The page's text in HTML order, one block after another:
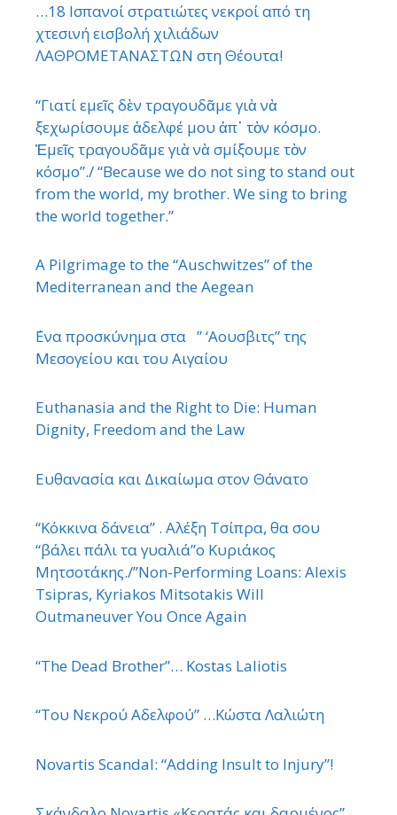
…18 Ισπανοί στρατιώτες νεκροί από τη
χτεσινή εισβολή χιλιάδων
ΛΑΘΡΟΜΕΤΑΝΑΣΤΩΝ στη Θέουτα!
“Γιατί εμεῖς δὲν τραγουδᾶμε γιὰ νὰ
ξεχωρίσουμε ἀδελφέ μου ἀπ᾿ τὸν κόσμο.
Ἐμεῖς τραγουδᾶμε γιὰ νὰ σμίξουμε τὸν
κόσμο”./ “Because we do not sing to stand out
from the world, my brother. We sing to bring
the world together.”
A Pilgrimage to the “Auschwitzes” of the
Mediterranean and the Aegean
΄Ενα προσκύνημα στα ” ‘Αουσβιτς” της
Μεσογείου και του Αιγαίου
Euthanasia and the Right to Die: Human
Dignity, Freedom and the Law
Ευθανασία και Δικαίωμα στον Θάνατο
“Κόκκινα δάνεια” . Αλέξη Τσίπρα, θα σου
“βάλει πάλι τα γυαλιά”ο Κυριάκος
Μητσοτάκης./”Non-Performing Loans: Alexis
Tsipras, Kyriakos Mitsotakis Will
Outmaneuver You Once Again
“The Dead Brother”… Kostas Laliotis
“Του Νεκρού Αδελφού” …Κώστα Λαλιώτη
Novartis Scandal: “Adding Insult to Injury”!